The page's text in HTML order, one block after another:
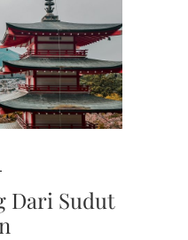
Dari Sudut